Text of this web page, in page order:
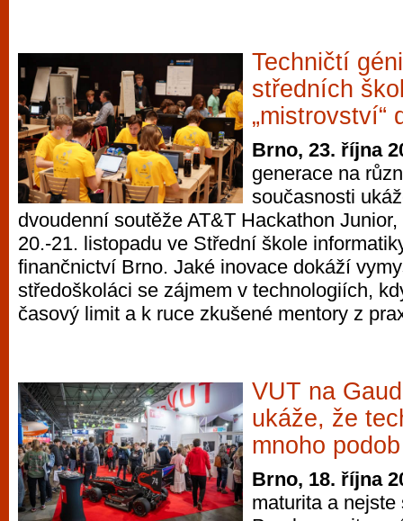
Techničtí
středních
„mistrovství“
Brno, 23. října
generace na
současnosti
dvoudenní soutěže AT&T Hackathon
20.-21. listopadu ve Střední škole
finančnictví Brno. Jaké inovace dokáží
středoškoláci se zájmem v technologiích,
časový limit a k ruce zkušené mentory z
VUT na
ukáže, že
mnoho podob
Brno, 18. října
maturita a